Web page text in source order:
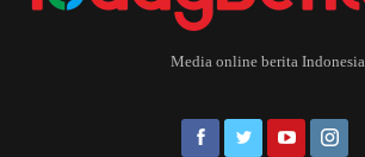
Media online berita Indonesia